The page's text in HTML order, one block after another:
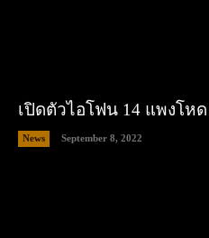
เปิดตัวไอโฟน 14 แพงโห
News September 8, 2022